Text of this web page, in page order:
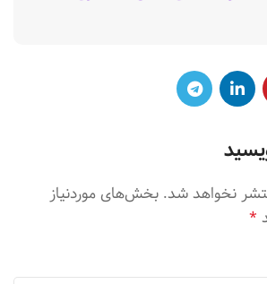
نخواهد شد. بخش‌های موردنیاز
*